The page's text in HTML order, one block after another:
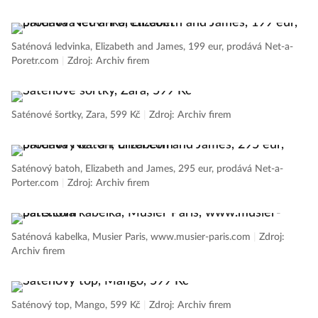
Saténová ledvinka, Elizabeth and James, 199 eur, prodává Net-a-
Poretr.com
Zdroj: Archiv firem
Saténové šortky, Zara, 599 Kč Zdroj: Archiv firem
Saténový batoh, Elizabeth and James, 295 eur, prodává Net-a-
Porter.com
Zdroj: Archiv firem
Saténová kabelka, Musier Paris, www.musier-paris.com
Zdroj:
Archiv firem
Saténový top, Mango, 599 Kč Zdroj: Archiv firem